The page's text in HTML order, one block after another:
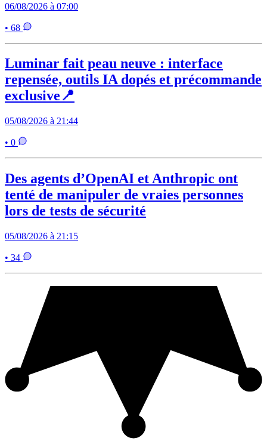
06/08/2026 à 07:00
• 68
Luminar fait peau neuve : interface
repensée, outils IA dopés et précommande
exclusive📍
05/08/2026 à 21:44
• 0
Des agents d’OpenAI et Anthropic ont
tenté de manipuler de vraies personnes
lors de tests de sécurité
05/08/2026 à 21:15
• 34